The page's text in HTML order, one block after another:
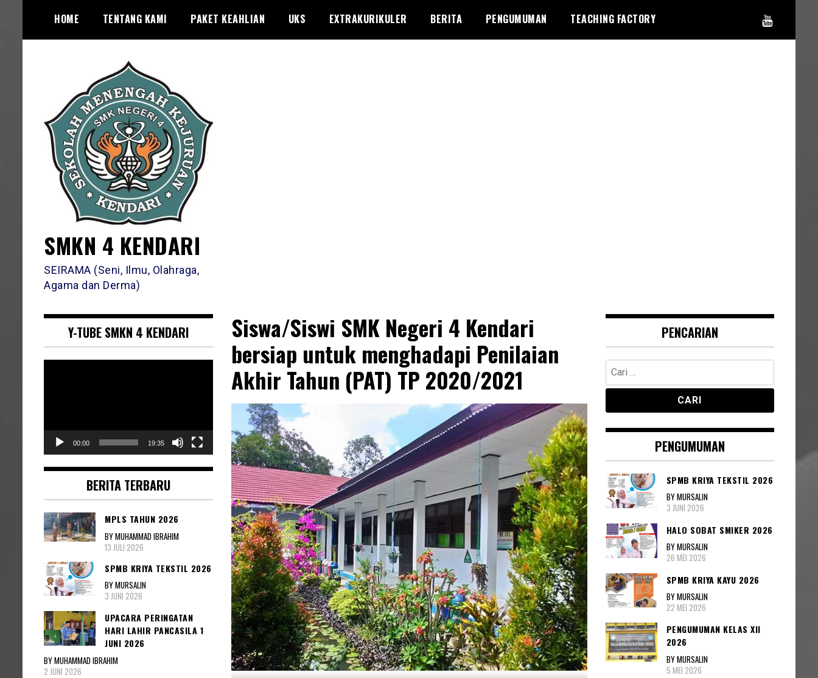
content
HOME TENTANG KAMI PAKET KEAHLIAN UKS EXTRAKURIKULER BERITA PENGUMUMAN TEACHING FACTORY
SMKN 4 KENDARI
SEIRAMA (Seni, Ilmu, Olahraga,
Agama dan Derma)
Siswa/Siswi SMK Negeri 4 Kendari
bersiap untuk menghadapi Penilaian
Akhir Tahun (PAT) TP 2020/2021
Y-TUBE SMKN 4 KENDARI
00:00 19:35
BERITA TERBARU
MPLS TAHUN 2026
BY MUHAMMAD IBRAHIM
13 JULI 2026
SPMB KRIYA TEKSTIL 2026
BY MURSALIN
3 JUNI 2026
UPACARA PERINGATAN
HARI LAHIR PANCASILA 1
JUNI 2026
BY MUHAMMAD IBRAHIM
2 JUNI 2026
PENCARIAN
Cari
untuk:
PENGUMUMAN
SPMB KRIYA TEKSTIL 2026
BY MURSALIN
3 JUNI 2026
HALO SOBAT SMIKER 2026
BY MURSALIN
26 MEI 2026
SPMB KRIYA KAYU 2026
BY MURSALIN
22 MEI 2026
PENGUMUMAN KELAS XII
2026
BY MURSALIN
5 MEI 2026